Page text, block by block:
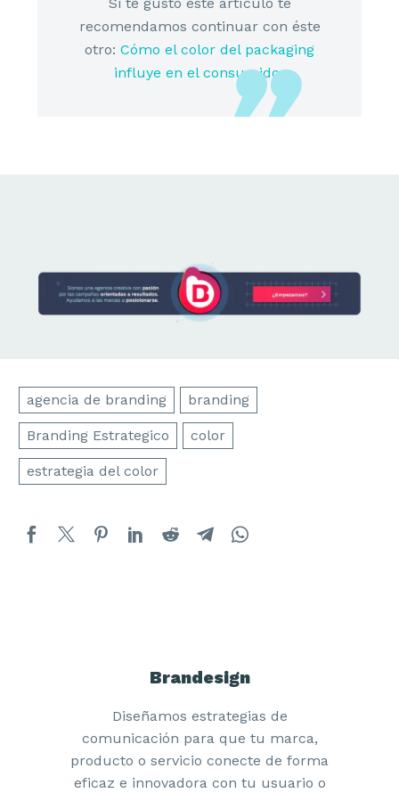
recomendamos continuar con éste
otro: Cómo el color del packaging
influye en el consumidor
agencia de branding branding
Branding Estrategico color
estrategia del color
Brandesign
Diseñamos estrategias de
comunicación para que tu marca,
producto o servicio conecte de forma
eficaz e innovadora con tu usuario o